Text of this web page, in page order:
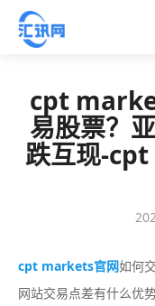
cpt
易股票？
跌互现-
cpt markets官网如何
网站交易点差有什么优